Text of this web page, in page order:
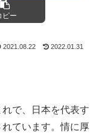
ピー
2021.08.22 2022.01.31
で、日本を代表す
ています。情に厚